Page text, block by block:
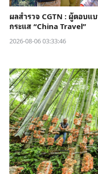
ผลสำรวจ CGTN : ผู้ตอบ
กระแส “China Travel”
2026-08-06 03:33:46